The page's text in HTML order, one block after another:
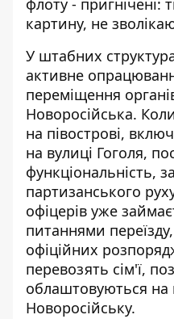
флоту - пригнічені:
картину, не
У штабних
активне
переміщення
Новоросійська.
на півострові,
на вулиці Гоголя,
функціональність,
партизанського
офіцерів уже
питаннями
офіційних
перевозять сім'ї,
облаштовуються на
Новоросійську.